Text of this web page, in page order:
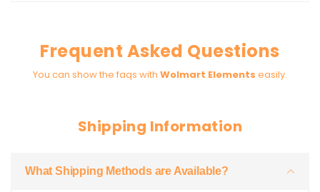
Frequent Asked Questions
You can show the faqs with Wolmart Elements easily.
Shipping Information
What Shipping Methods are Available?